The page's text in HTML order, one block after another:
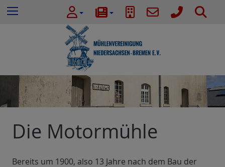
a
n
n
a
c
h
:
Die Motormühle
Bereits um 1900, also 13 Jahre nach dem Bau der